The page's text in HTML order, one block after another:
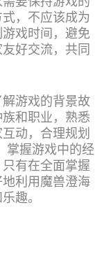
，不应该成为
戏时间，避免
好交流，共同
游戏的背景故
和职业，熟悉
动，合理规划
掌握游戏中的经
有在全面掌握
利用魔兽澄海
趣。